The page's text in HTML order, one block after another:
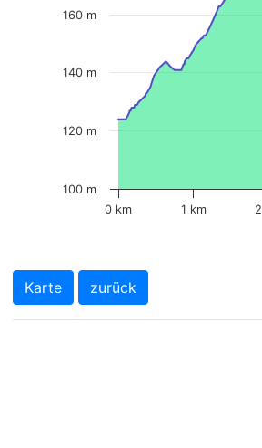
0 km 1 km
100 m
120 m
140 m
160 m
Karte zurück